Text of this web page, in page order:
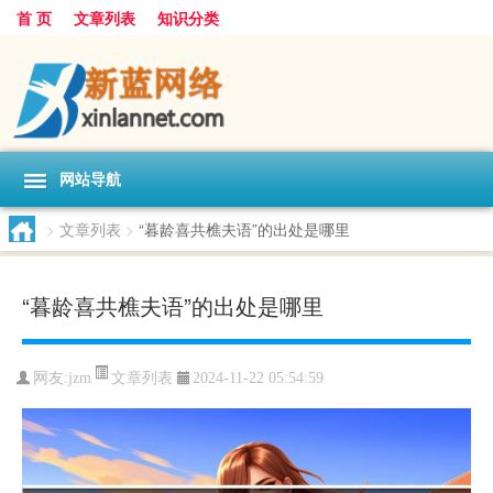
首 页 文章列表 知识分类
网站导航
> 文章列表 > “暮龄喜共樵夫语”的出处是哪里
“暮龄喜共樵夫语”的出处是哪里
网友:jzm 文章列表 2024-11-22 05:54:59